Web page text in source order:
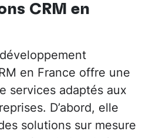
CRM en
en France offre une
services adaptés aux
D’abord, elle
solutions sur mesure